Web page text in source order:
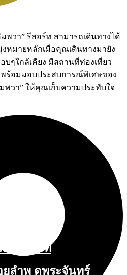
ยลำพู ดูพระจันทร์
พวา” รีสอร์ท สามารถเดินทางได้
หมายหลักเมื่อคุณเดินทางมายัง
บๆใกล้เคียง มีสถานที่ท่องเที่ยว
ร้อมมอบประสบการณ์พิเศษของ
พวา” ให้คุณเก็บความประทับใจ
อบรีสอร์ท